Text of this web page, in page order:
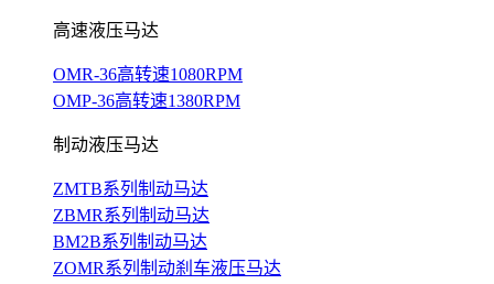
高速液压马达
OMR-36高转速1080RPM
OMP-36高转速1380RPM
制动液压马达
ZMTB系列制动马达
ZBMR系列制动马达
BM2B系列制动马达
ZOMR系列制动刹车液压马达